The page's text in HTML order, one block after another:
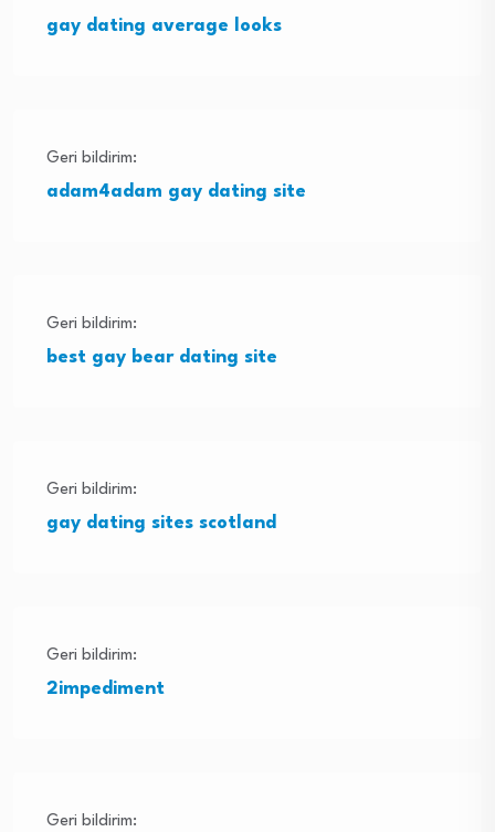
gay dating average looks
Geri bildirim:
adam4adam gay dating site
Geri bildirim:
best gay bear dating site
Geri bildirim:
gay dating sites scotland
Geri bildirim:
2impediment
Geri bildirim: